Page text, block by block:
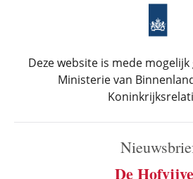
Deze website is mede
Ministerie van
De